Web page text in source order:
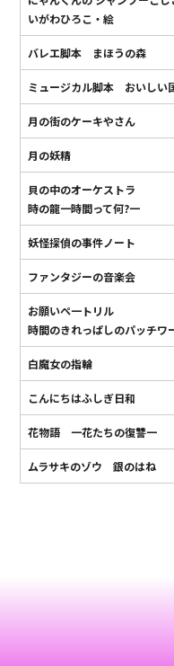
いがわひろこ・絵
バレエ脚本 まほうの森
ミュージカル脚本 おいしい
月の街のケーキやさん
月の妖精
貝の中のオーケストラ
時の龍一時間って何?一
妖怪探偵の事件ノート
ファンタジーの音楽会
お願いぺ一トリル
時間のきれっぱしのパッチワ
白魔女の指輪
こんにちはふしぎ日和
花物語 一花たちの復讐一
ムラサキのゾウ 銀のはね